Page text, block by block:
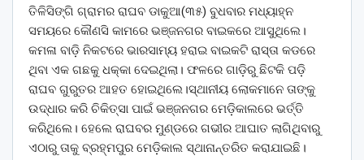
ତିଳିସିଙ୍ଗି ଗ୍ରାମର ରାଘବ ଡାକୁଆ(୩୫) ବୁଧବାର ମଧ୍ୟାହ୍ନ
ସମୟରେ କୌଣସି କାମରେ ଭଞ୍ଜନଗର ବାଇକରେ ଆସୁଥିଲେ।
କମଳା ବାଡ଼ି ନିକଟରେ ଭାରସାମ୍ୟ ହରାଇ ବାଇକଟି ରାସ୍ତା କଡରେ
ଥିବା ଏକ ଗଛକୁ ଧକ୍କା ଦେଇଥିଲା। ଫଳରେ ଗାଡ଼ିରୁ ଛିଟକି ପଡ଼ି
ରାଘବ ଗୁରୁତର ଆହତ ହୋଇଥିଲେ।ସ୍ଥାନୀୟ ଲୋକମାନେ ତାଙ୍କୁ
ଉଦ୍ଧାର କରି ଚିକିତ୍ସା ପାଇଁ ଭଞ୍ଜନଗର ମେଡ଼ିକାଲରେ ଭର୍ତ୍ତି
କରିଥିଲେ। ହେଲେ ରାଘବର ମୁଣ୍ଡରେ ଗଭୀର ଆଘାତ ଲାଗିଥିବାରୁ
ଏଠାରୁ ତାକୁ ବ୍ରହ୍ମପୁର ମେଡ଼ିକାଲ ସ୍ଥାନାନ୍ତରିତ କରାଯାଇଛି।